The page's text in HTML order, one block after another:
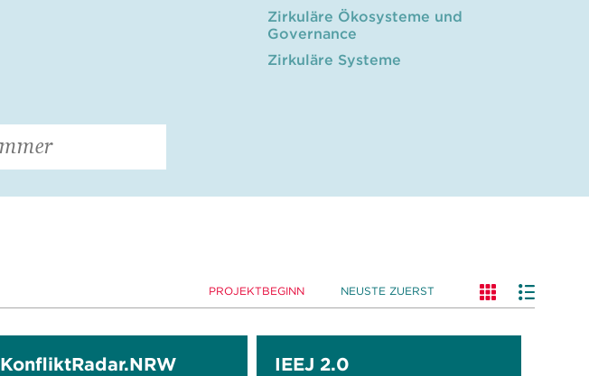
Zirkuläre Ökosysteme und
Governance
Zirkuläre Systeme
PROJEKTBEGINN NEUSTE ZUERST
KonfliktRadar.NRW IEEJ 2.0